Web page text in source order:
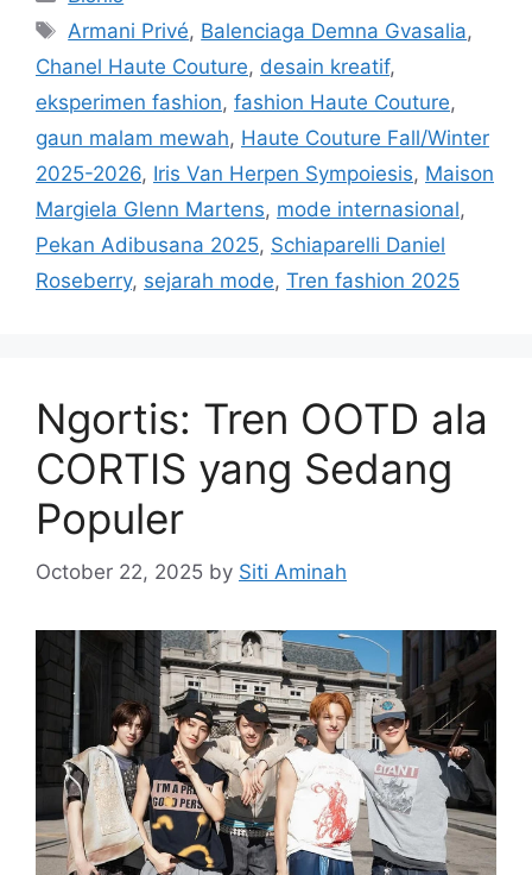
Tags
Armani Privé, Balenciaga Demna Gvasalia,
Chanel Haute Couture, desain kreatif,
eksperimen fashion, fashion Haute Couture,
gaun malam mewah, Haute Couture Fall/Winter
2025-2026, Iris Van Herpen Sympoiesis, Maison
Margiela Glenn Martens, mode internasional,
Pekan Adibusana 2025, Schiaparelli Daniel
Roseberry, sejarah mode, Tren fashion 2025
Ngortis: Tren OOTD ala
CORTIS yang Sedang
Populer
October 22, 2025 by Siti Aminah